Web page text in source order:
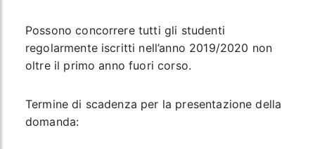
Possono concorrere tutti gli studenti
regolarmente iscritti nell’anno 2019/2020 non
oltre il primo anno fuori corso.
Termine di scadenza per la presentazione della
domanda: